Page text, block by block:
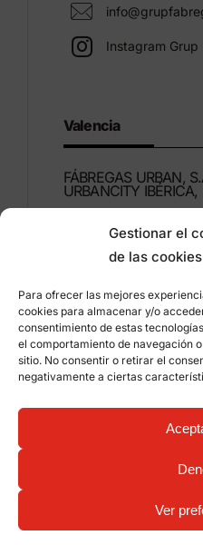
Gestionar el
de las cookies
Para ofrecer las mejores
cookies para almacenar y/o
consentimiento de estas
el comportamiento de navegación
sitio. No consentir o retirar el
negativamente a ciertas
Ver
Instagram Grup
Valencia
FÁBREGAS URBAN,
URBANCITY IBÉRICA,
Montdúber, 3
46960 ALDAIA
+34 96 151 53
Legal Notice
2026 Grup Fábregas,